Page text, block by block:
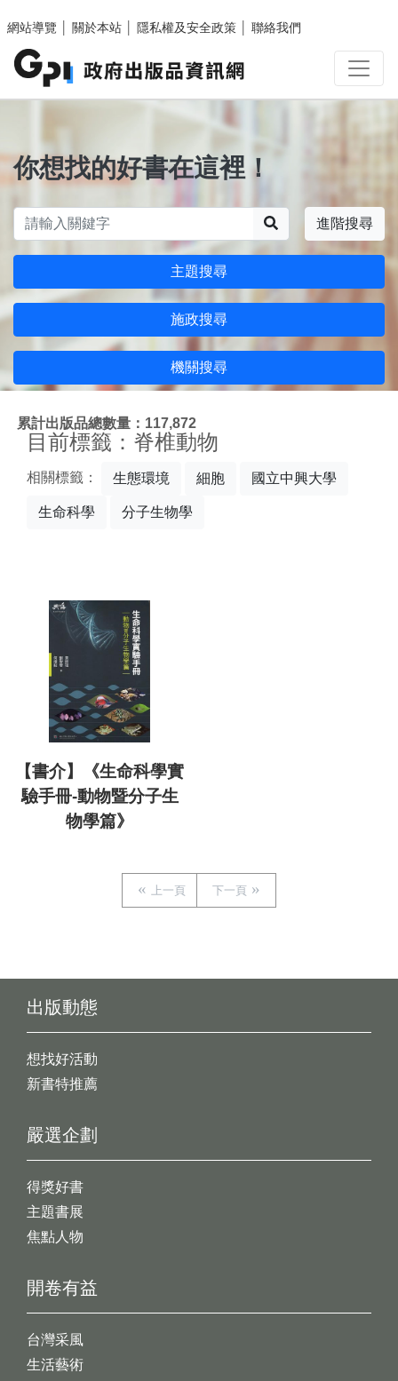
網站導覽
關於本站 隱私權及安全政策 聯絡我們
你想找的好書在這裡！
進階搜尋
主題搜尋
施政搜尋
機關搜尋
累計出版品總數量：117,872
目前標籤：脊椎動物
相關標籤： 生態環境 細胞 國立中興大學
生命科學 分子生物學
【書介】《生命科學實
驗手冊-動物暨分子生
物學篇》
上一頁 下一頁
出版動態
想找好活動
新書特推薦
開卷有益
台灣采風
生活藝術
嚴選企劃
得獎好書
主題書展
焦點人物